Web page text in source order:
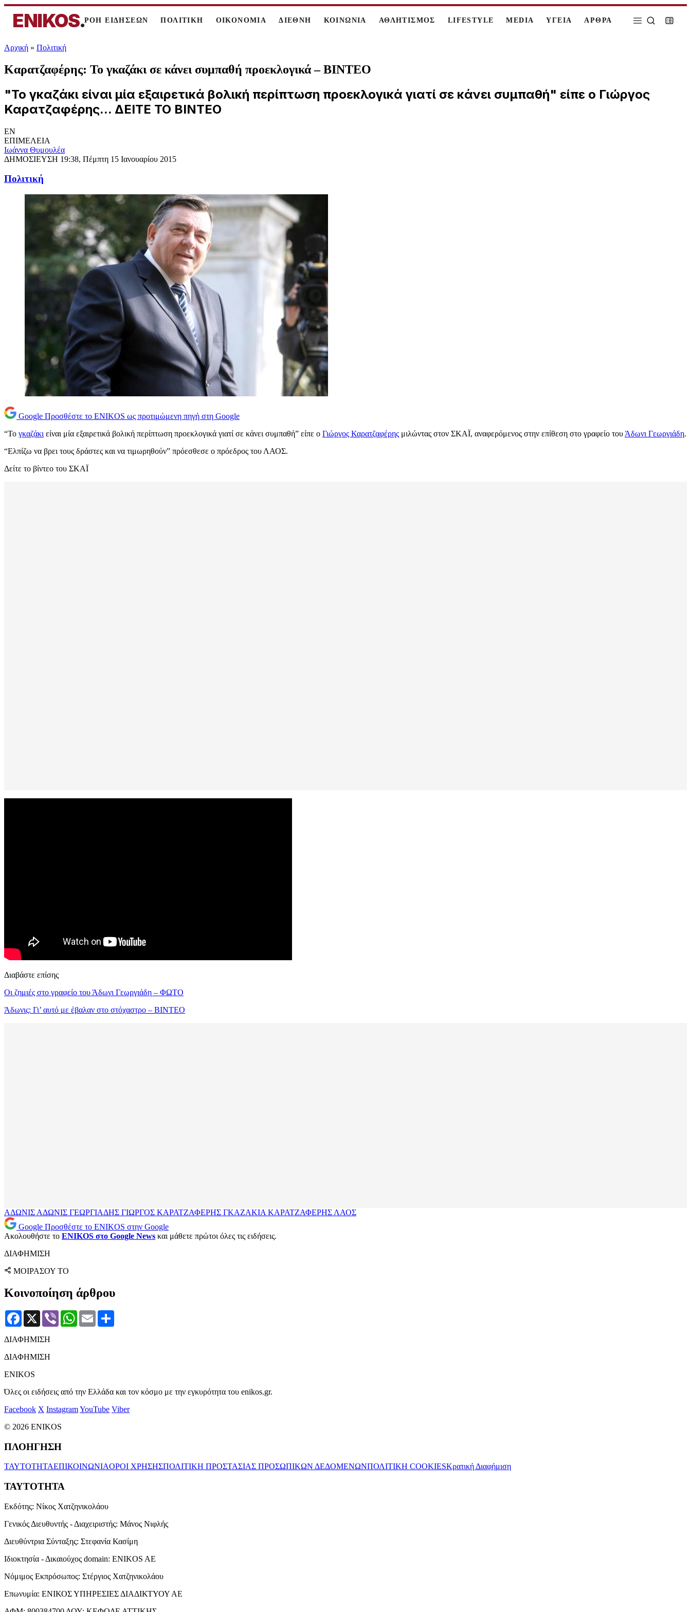
ENIKOS.ΡΟΗ ΕΙΔΗΣΕΩΝ ΠΟΛΙΤΙΚΗ ΟΙΚΟΝΟΜΙΑ ΔΙΕΘΝΗ ΚΟΙΝΩΝΙΑ ΑΘΛΗΤΙΣΜΟΣ LIFESTYLE MEDIA ΥΓΕΙΑ ΑΡΘΡΑ
Αρχική » Πολιτική
Καρατζαφέρης: Το γκαζάκι σε κάνει συμπαθή προεκλογικά – ΒΙΝΤΕΟ
"Το γκαζάκι είναι μία εξαιρετικά βολική περίπτωση προεκλογικά γιατί σε κάνει συμπαθή" είπε ο Γιώργος
Καρατζαφέρης... ΔΕΙΤΕ ΤΟ ΒΙΝΤΕΟ
EN
ΕΠΙΜΕΛΕΙΑ
Ιωάννα Θυμουλέα
ΔΗΜΟΣΙΕΥΣΗ 19:38, Πέμπτη 15 Ιανουαρίου 2015
Πολιτική
Google Προσθέστε το ENIKOS ως προτιμώμενη πηγή στη Google
“Το γκαζάκι είναι μία εξαιρετικά βολική περίπτωση προεκλογικά γιατί σε κάνει συμπαθή” είπε ο Γιώργος Καρατζαφέρης μιλώντας στον ΣΚΑΪ, αναφερόμενος στην επίθεση στο γραφείο του Άδωνι Γεωργιάδη.
“Ελπίζω να βρει τους δράστες και να τιμωρηθούν” πρόεσθεσε ο πρόεδρος του ΛΑΟΣ.
Δείτε το βίντεο του ΣΚΑΪ
Διαβάστε επίσης
Οι ζημιές στο γραφείο του Άδωνι Γεωργιάδη – ΦΩΤΟ
Άδωνις: Γι’ αυτό με έβαλαν στο στόχαστρο – ΒΙΝΤΕΟ
ΑΔΩΝΙΣ ΑΔΩΝΙΣ ΓΕΩΡΓΙΑΔΗΣ ΓΙΩΡΓΟΣ ΚΑΡΑΤΖΑΦΕΡΗΣ ΓΚΑΖΑΚΙΑ ΚΑΡΑΤΖΑΦΕΡΗΣ ΛΑΟΣ
Google Προσθέστε το ENIKOS στην Google
Ακολουθήστε το ENIKOS στο Google News και μάθετε πρώτοι όλες τις ειδήσεις.
ΔΙΑΦΗΜΙΣΗ
ΜΟΙΡΑΣΟΥ ΤΟ
Κοινοποίηση άρθρου
Facebook
X Viber WhatsApp
Email
ΔΙΑΦΗΜΙΣΗ
ΔΙΑΦΗΜΙΣΗ
ENIKOS
Όλες οι ειδήσεις από την Ελλάδα και τον κόσμο με την εγκυρότητα του enikos.gr.
Facebook X InstagramYouTube Viber
© 2026 ENIKOS
ΠΛΟΗΓΗΣΗ
ΤΑΥΤΟΤΗΤΑΕΠΙΚΟΙΝΩΝΙΑΟΡΟΙ ΧΡΗΣΗΣΠΟΛΙΤΙΚΗ ΠΡΟΣΤΑΣΙΑΣ ΠΡΟΣΩΠΙΚΩΝ ΔΕΔΟΜΕΝΩΝΠΟΛΙΤΙΚΗ COOKIESΚρατική Διαφήμιση
ΤΑΥΤΟΤΗΤΑ
Εκδότης: Νίκος Χατζηνικολάου
Γενικός Διευθυντής - Διαχειριστής: Μάνος Νιφλής
Διευθύντρια Σύνταξης: Στεφανία Κασίμη
Ιδιοκτησία - Δικαιούχος domain: ENIKOS AE
Νόμιμος Εκπρόσωπος: Στέργιος Χατζηνικολάου
Επωνυμία: ΕΝΙΚΟΣ ΥΠΗΡΕΣΙΕΣ ΔΙΑΔΙΚΤΥΟΥ ΑΕ